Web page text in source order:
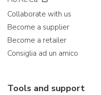
Collaborate with us
Become a supplier
Become a retailer
Consiglia ad un amico
Tools and support